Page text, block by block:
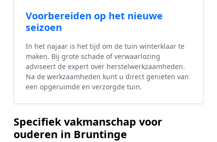
Voorbereiden op het nieuwe
seizoen
In het najaar is het tijd om de tuin winterklaar te
maken. Bij grote schade of verwaarlozing
adviseert de expert over herstelwerkzaamheden.
Na de werkzaamheden kunt u direct genieten van
een opgeruimde en verzorgde tuin.
Specifiek vakmanschap voor
ouderen in Bruntinge